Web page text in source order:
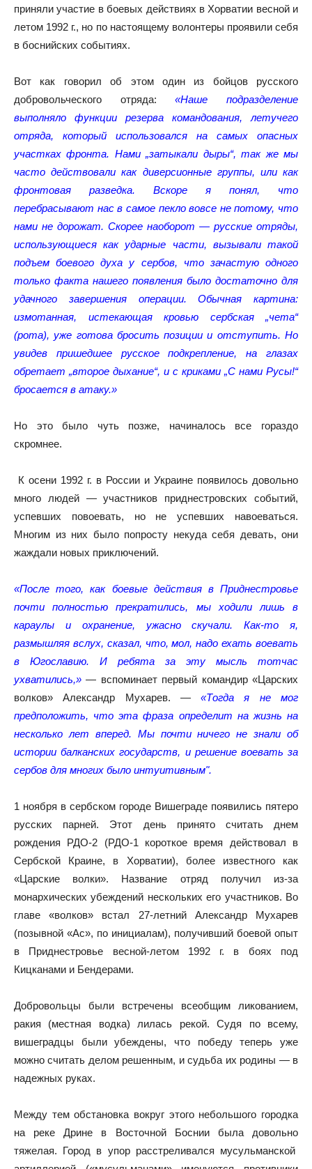
приняли участие в боевых действиях в Хорватии весной и
летом 1992 г., но по настоящему волонтеры проявили себя
в боснийских событиях.
Вот как говорил об этом один из бойцов русского
добровольческого отряда:«Наше подразделение
выполняло функции резерва командования, летучего
отряда, который использовался на самых опасных
участках фронта. Нами „затыкали дыры“, так же мы
часто действовали как диверсионные группы, или как
фронтовая разведка. Вскоре я понял, что
перебрасывают нас в самое пекло вовсе не потому, что
нами не дорожат. Скорее наоборот — русские отряды,
использующиеся как ударные части, вызывали такой
подъем боевого духа у сербов, что зачастую одного
только факта нашего появления было достаточно для
удачного завершения операции. Обычная картина:
измотанная, истекающая кровью сербская „чета“
(рота), уже готова бросить позиции и отступить. Но
увидев пришедшее русское подкрепление, на глазах
обретает „второе дыхание“, и с криками „С нами Русы!“
бросается в атаку.»
Но это было чуть позже, начиналось все гораздо
скромнее.
К осени 1992 г. в России и Украине появилось довольно
много людей — участников приднестровских событий,
успевших повоевать, но не успевших навоеваться.
Многим из них было попросту некуда себя девать, они
жаждали новых приключений.
«После того, как боевые действия в Приднестровье
почти полностью прекратились, мы ходили лишь в
караулы и охранение, ужасно скучали. Как-то я,
размышляя вслух, сказал, что, мол, надо ехать воевать
в Югославию. И ребята за эту мысль тотчас
ухватились,» — вспоминает первый командир «Царских
волков» Александр Мухарев. —«Тогда я не мог
предположить, что эта фраза определит на жизнь на
несколько лет вперед. Мы почти ничего не знали об
истории балканских государств, и решение воевать за
сербов для многих было интуитивным".
1 ноября в сербском городе Вишеграде появились пятеро
русских парней. Этот день принято считать днем
рождения РДО-2 (РДО-1 короткое время действовал в
Сербской Краине, в Хорватии), более известного как
«Царские волки». Название отряд получил из-за
монархических убеждений нескольких его участников. Во
главе «волков» встал 27-летний Александр Мухарев
(позывной «Ас», по инициалам), получивший боевой опыт
в Приднестровье весной-летом 1992 г. в боях под
Кицканами и Бендерами.
Добровольцы были встречены всеобщим ликованием,
ракия (местная водка) лилась рекой. Судя по всему,
вишеградцы были убеждены, что победу теперь уже
можно считать делом решенным, и судьба их родины — в
надежных руках.
Между тем обстановка вокруг этого небольшого городка
на реке Дрине в Восточной Боснии была довольно
тяжелая. Город в упор расстреливался мусульманской